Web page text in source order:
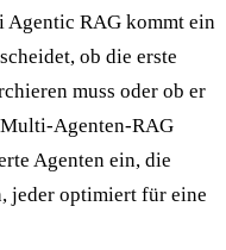
Agentic RAG kommt ein
ob die erste
muss oder ob er
Agenten-RAG
Agenten ein, die
jeder optimiert für eine